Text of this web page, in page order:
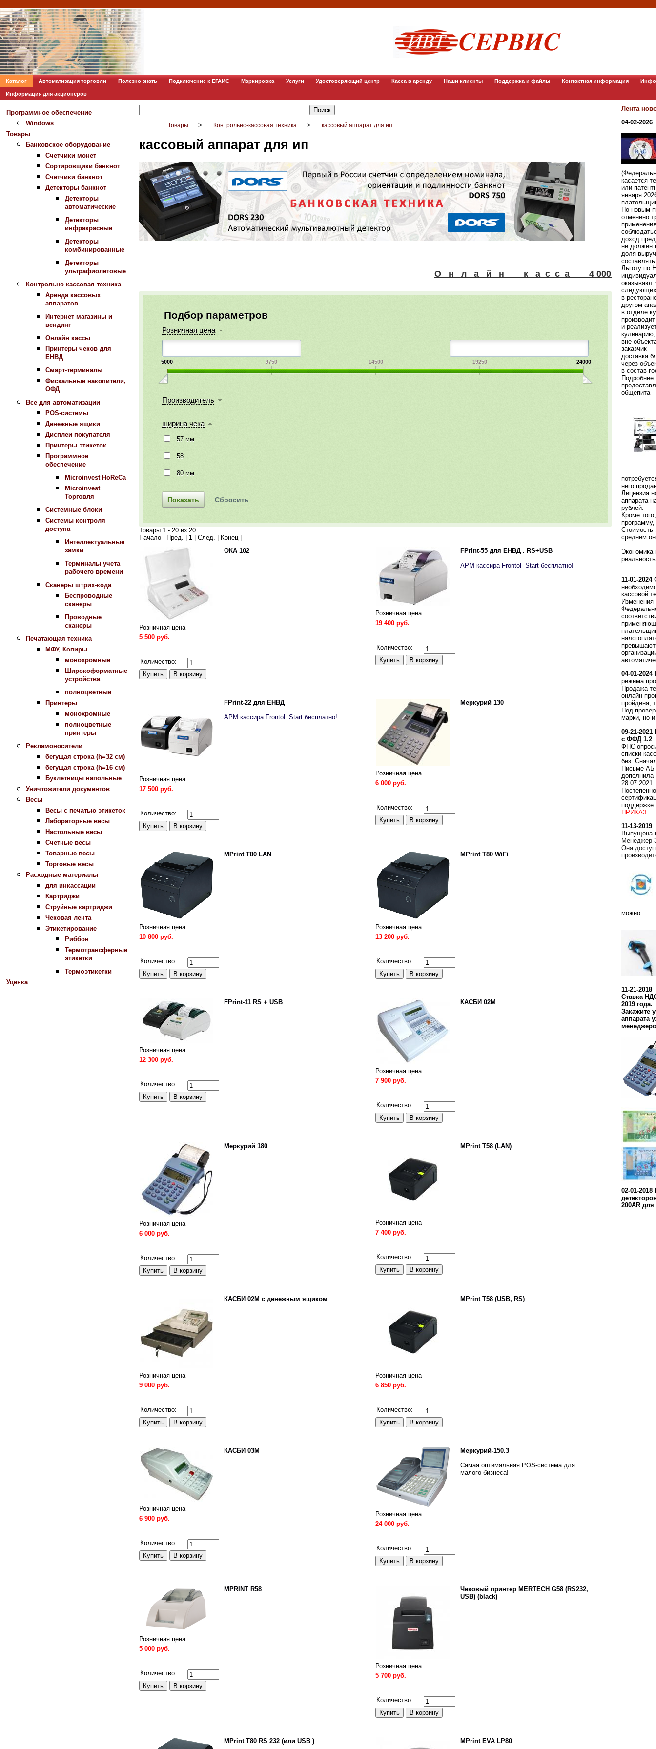
Каталог Автоматизация торговли Полезно знать Подключение к ЕГАИС Маркировка Услуги Удостоверяющий центр Касса в аренду Наши клиенты Поддержка и файлы Контактная информация
Информация для акционеров
Программное обеспечение
Windows
Товары
Банковское оборудование
Счетчики монет
Сортировщики банкнот
Счетчики банкнот
Детекторы банкнот
Детекторы
автоматические
Детекторы
инфракрасные
Детекторы
комбинированные
Детекторы
ультрафиолетовые
Контрольно-кассовая техника
Аренда кассовых
аппаратов
Интернет магазины и
вендинг
Онлайн кассы
Принтеры чеков для
ЕНВД
Смарт-терминалы
Фискальные накопители,
ОФД
Все для автоматизации
POS-системы
Денежные ящики
Дисплеи покупателя
Принтеры этикеток
Программное
обеспечение
Microinvest HoReCa
Microinvest
Торговля
Системные блоки
Системы контроля
доступа
Интеллектуальные
замки
Терминалы учета
рабочего времени
Сканеры штрих-кода
Беспроводные
сканеры
Проводные
сканеры
Печатающая техника
МФУ, Копиры
монохромные
Широкоформатные
устройства
полноцветные
Принтеры
монохромные
полноцветные
принтеры
Рекламоносители
бегущая строка (h=32 см)
бегущая строка (h=16 см)
Буклетницы напольные
Уничтожители документов
Весы
Весы с печатью этикеток
Лабораторные весы
Настольные весы
Счетные весы
Товарные весы
Торговые весы
Расходные материалы
для инкассации
Картриджи
Струйные картриджи
Чековая лента
Этикетирование
Риббон
Термотрансферные
этикетки
Термоэтикетки
Уценка
Товары > Контрольно-кассовая техника > кассовый аппарат для ип
кассовый аппарат для ип
О _н _л _а_ й _н ___ к _а_с_с_а ___ 4 000 ____р у б !
Подбор параметров
Розничная цена
5000 9750 14500 19250 24000
Производитель
ширина чека
57 мм
58
80 мм
Товары 1 - 20 из 20
Начало | Пред. | 1 | След. | Конец |
ОКА 102
Розничная цена
5 500 руб.
Количество:
FPrint-55 для ЕНВД . RS+USB
АРМ кассира Frontol Start бесплатно!
Розничная цена
19 400 руб.
Количество:
FPrint-22 для ЕНВД
АРМ кассира Frontol Start бесплатно!
Розничная цена
17 500 руб.
Количество:
Меркурий 130
Розничная цена
6 000 руб.
Количество:
MPrint T80 LAN
Розничная цена
10 800 руб.
Количество:
MPrint T80 WiFi
Розничная цена
13 200 руб.
Количество:
FPrint-11 RS + USB
Розничная цена
12 300 руб.
Количество:
КАСБИ 02М
Розничная цена
7 900 руб.
Количество:
Меркурий 180
Розничная цена
6 000 руб.
Количество:
MPrint T58 (LAN)
Розничная цена
7 400 руб.
Количество:
КАСБИ 02М с денежным ящиком
Розничная цена
9 000 руб.
Количество:
MPrint T58 (USB, RS)
Розничная цена
6 850 руб.
Количество:
КАСБИ 03М
Розничная цена
6 900 руб.
Количество:
Меркурий-150.3
Самая оптимальная POS-система для
малого бизнеса!
Розничная цена
24 000 руб.
Количество:
MPRINT R58
Розничная цена
5 000 руб.
Количество:
Чековый принтер MERTECH G58 (RS232,
USB) (black)
Розничная цена
5 700 руб.
Количество:
MPrint T80 RS 232 (или USB ) MPrint EVA LP80
Лента
04-02-2026
касается
или
января
По новым
отменено
доход
не должен
доля
Льготу по
оказывают
в
другом
в отделе
и
кулинарию;
вне
заказчик
доставка
через
в состав
Подробнее
общепита
него
Лицензия
аппарата
рублей.
Кроме
Стоимость
среднем
Экономика
11-01-2024
кассовой
Изменения
превышают
04-01-2024
режима
Продажа
онлайн
пройдена,
Под
марки, но и
09-21-2021
с ФФД 1.2
ФНС
списки
без.
Письме АБ-
28.07.2021.
поддержке
ПРИКАЗ
11-13-2019
Выпущена
Менеджер
Она
можно
11-21-2018
Ставка
2019 года.
Закажите
аппарата
02-01-2018
200AR